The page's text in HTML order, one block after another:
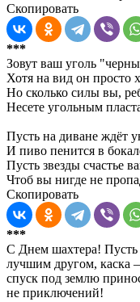
Скопировать
***
Зовут ваш уголь
Хотя на вид он просто
Но сколько силы вы,
Несете угольным
Пусть на диване ждёт
И пиво пенится в
Пусть звезды счастье
Чтоб вы нигде не
Скопировать
***
С Днем шахтера! Пусть
лучшим другом, каска
спуск под землю
не приключений!